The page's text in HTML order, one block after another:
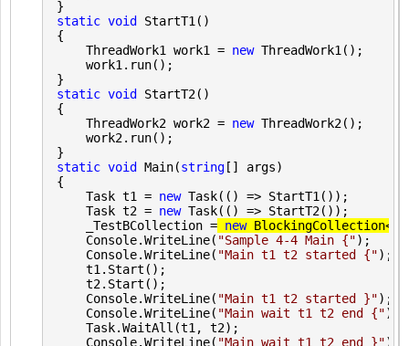
static void
StartT1()
{
    ThreadWork1 work1
= new ThreadWork1();
    work1.run();
static void
StartT2()
{
    ThreadWork2 work2
= new ThreadWork2();
    work2.run();
static void Main(string [] args)
{
    Task t1
= new Task(() => StartT1());
    Task t2
= new Task(() => StartT2());
    _TestBCollection
= new BlockingCollection<
    Console.WriteLine(
"Sample 4-4 Main {");
    Console.WriteLine(
"Main t1 t2 started {");
    t1.Start();
    t2.Start();
    Console.WriteLine(
"Main t1 t2 started }");
    Console.WriteLine(
"Main wait t1 t2 end {");
    Task.WaitAll(t1, t2);
    Console.WriteLine(
"Main wait t1 t2 end }");